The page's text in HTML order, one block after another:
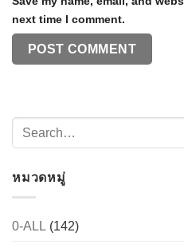
next time I comment.
หมวดหมู่
0-ALL (142)